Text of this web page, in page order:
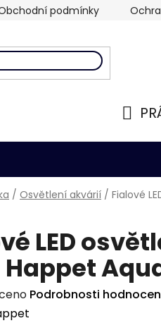
podmínky
/ Osvětlení akvárií / Fialové
LED
Podrobnosti